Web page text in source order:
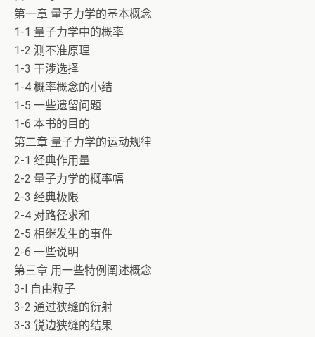
第一章 量子力学的基本概念
1-1 量子力学中的概率
1-2 测不准原理
1-3 干涉选择
1-4 概率概念的小结
1-5 一些遗留问题
1-6 本书的目的
第二章 量子力学的运动规律
2-1 经典作用量
2-2 量子力学的概率幅
2-3 经典极限
2-4 对路径求和
2-5 相继发生的事件
2-6 一些说明
第三章 用一些特例阐述概念
3-l 自由粒子
3-2 通过狭缝的衍射
3-3 锐边狭缝的结果